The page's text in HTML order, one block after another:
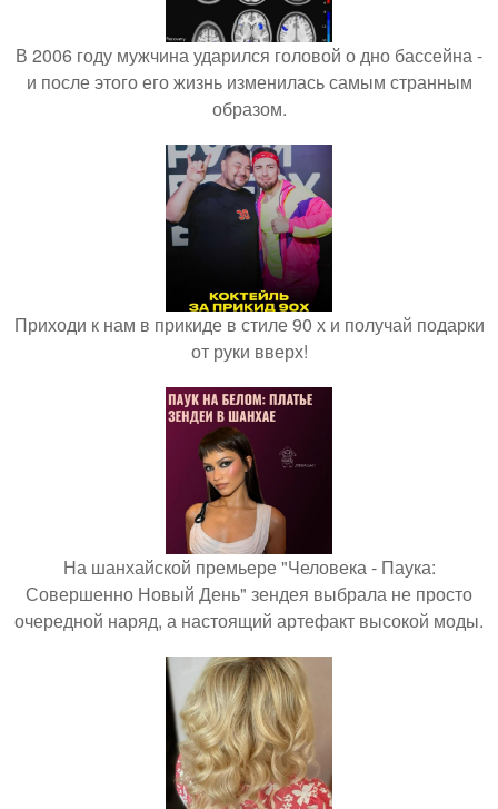
В 2006 году мужчина ударился головой о дно бассейна -
и после этого его жизнь изменилась самым странным
образом.
Приходи к нам в прикиде в стиле 90 х и получай подарки
от руки вверх!
На шанхайской премьере "Человека - Паука:
Совершенно Новый День" зендея выбрала не просто
очередной наряд, а настоящий артефакт высокой моды.